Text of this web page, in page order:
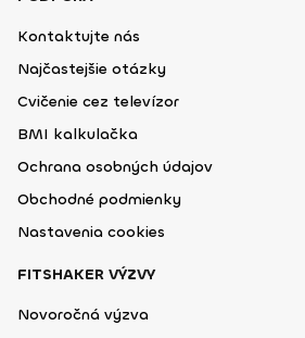
Kontaktujte nás
Najčastejšie otázky
Cvičenie cez televízor
BMI kalkulačka
Ochrana osobných údajov
Obchodné podmienky
Nastavenia cookies
FITSHAKER VÝZVY
Novoročná výzva